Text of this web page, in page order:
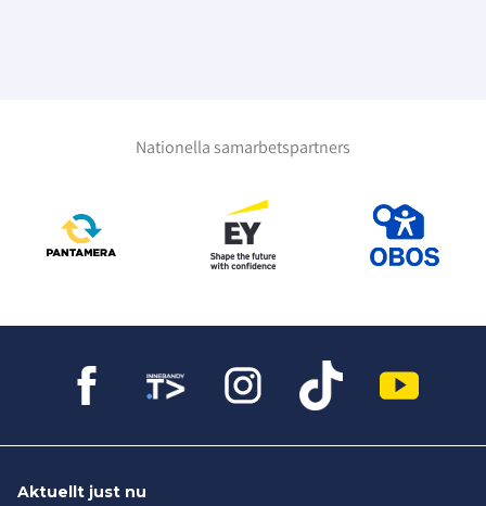
Nationella samarbetspartners
Aktuellt just nu